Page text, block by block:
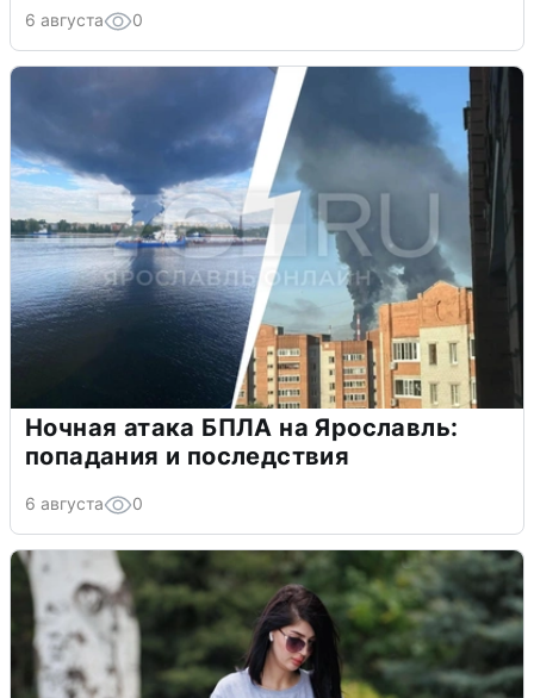
6 августа 0
Ночная атака БПЛА на Ярославль:
попадания и последствия
6 августа 0